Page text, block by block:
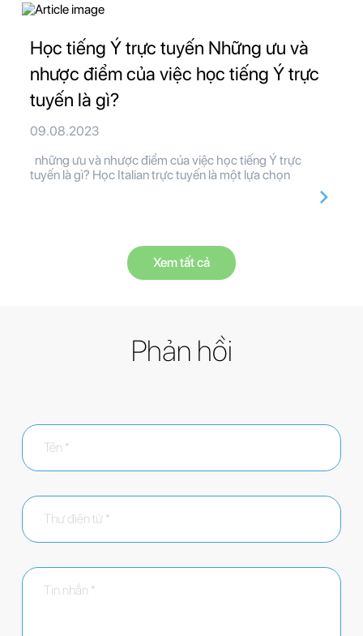
Học tiếng Ý trực tuyến Những ưu và
nhược điểm của việc học tiếng Ý trực
tuyến là gì?
09.08.2023
những ưu và nhược điểm của việc học tiếng Ý trực
tuyến là gì? Học Italian trực tuyến là một lựa chọn
Xem tất cả
Phản hồi